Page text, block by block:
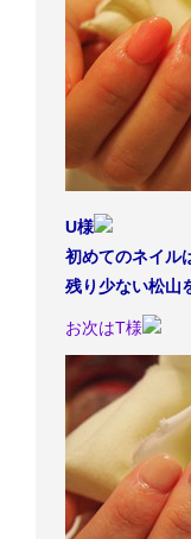
U様
初めてのネイル
残り少ない松山
お次はT様